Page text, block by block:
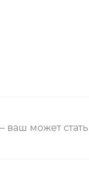
ваш может